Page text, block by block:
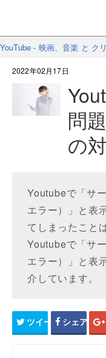
YouTube - 映画、音楽 と ク
2022年02月17日
問
の
Youtubeで「サ
エラー）」と表
てしまったこと
Youtubeで「サ
エラー）」と表
介しています。
ツイート シェア